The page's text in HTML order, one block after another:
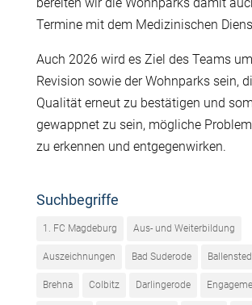
bereiten wir die Wohnparks damit
Termine mit dem Medizinischen
Auch 2026 wird es Ziel des Teams
Revision sowie der Wohnparks sein,
Qualität erneut zu bestätigen und
gewappnet zu sein, mögliche
zu erkennen und entgegenwirken.
Suchbegriffe
1. FC Magdeburg Aus- und Weiterbildung
Auszeichnungen Bad Suderode
Brehna Colbitz Darlingerode